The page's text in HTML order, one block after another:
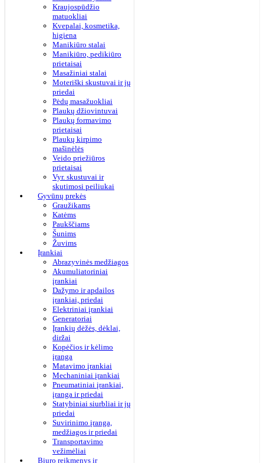
Kraujospūdžio
matuokliai
Kvepalai, kosmetika,
higiena
Manikiūro stalai
Manikiūro, pedikiūro
prietaisai
Masažiniai stalai
Moteriški skustuvai ir jų
priedai
Pėdų masažuokliai
Plaukų džiovintuvai
Plaukų formavimo
prietaisai
Plaukų kirpimo
mašinėlės
Veido priežiūros
prietaisai
Vyr. skustuvai ir
skutimosi peiliukai
Gyvūnų prekės
Graužikams
Katėms
Paukščiams
Šunims
Žuvims
Įrankiai
Abrazyvinės medžiagos
Akumuliatoriniai
įrankiai
Dažymo ir apdailos
įrankiai, priedai
Elektriniai įrankiai
Generatoriai
Įrankių dėžės, dėklai,
diržai
Kopėčios ir kėlimo
įranga
Matavimo įrankiai
Mechaniniai įrankiai
Pneumatiniai įrankiai,
įranga ir priedai
Statybiniai siurbliai ir jų
priedai
Suvirinimo įranga,
medžiagos ir priedai
Transportavimo
vežimėliai
Biuro reikmenys ir